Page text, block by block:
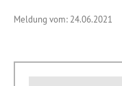
Meldung vom: 24.06.2021